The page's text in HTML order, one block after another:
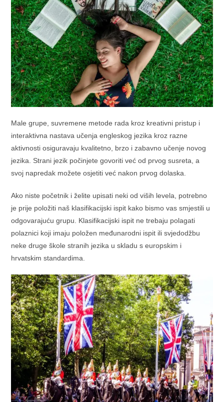
Male grupe, suvremene metode rada kroz kreativni pristup i
interaktivna nastava učenja engleskog jezika kroz razne
aktivnosti osiguravaju kvalitetno, brzo i zabavno učenje novog
jezika. Strani jezik počinjete govoriti već od prvog susreta, a
svoj napredak možete osjetiti već nakon prvog dolaska.
Ako niste početnik i želite upisati neki od viših levela, potrebno
je prije položiti naš klasifikacijski ispit kako bismo vas smjestili u
odgovarajuću grupu. Klasifikacijski ispit ne trebaju polagati
polaznici koji imaju položen međunarodni ispit ili svjedodžbu
neke druge škole stranih jezika u skladu s europskim i
hrvatskim standardima.